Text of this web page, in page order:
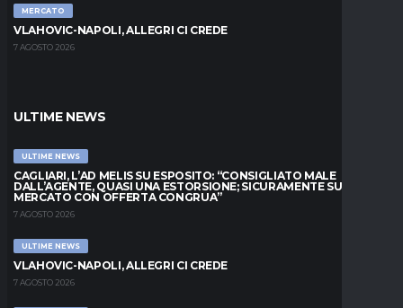
MERCATO
VLAHOVIC-NAPOLI, ALLEGRI CI CREDE
7 AGOSTO 2026
ULTIME NEWS
ULTIME NEWS
CAGLIARI, L’AD MELIS SU ESPOSITO: “CONSIGLIATO MALE
DALL’AGENTE, QUASI UNA ESTORSIONE; SICURAMENTE SUL
MERCATO CON OFFERTA CONGRUA”
7 AGOSTO 2026
ULTIME NEWS
VLAHOVIC-NAPOLI, ALLEGRI CI CREDE
7 AGOSTO 2026